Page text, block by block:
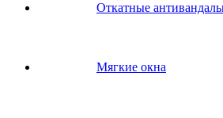
Откатные
Мягкие окна